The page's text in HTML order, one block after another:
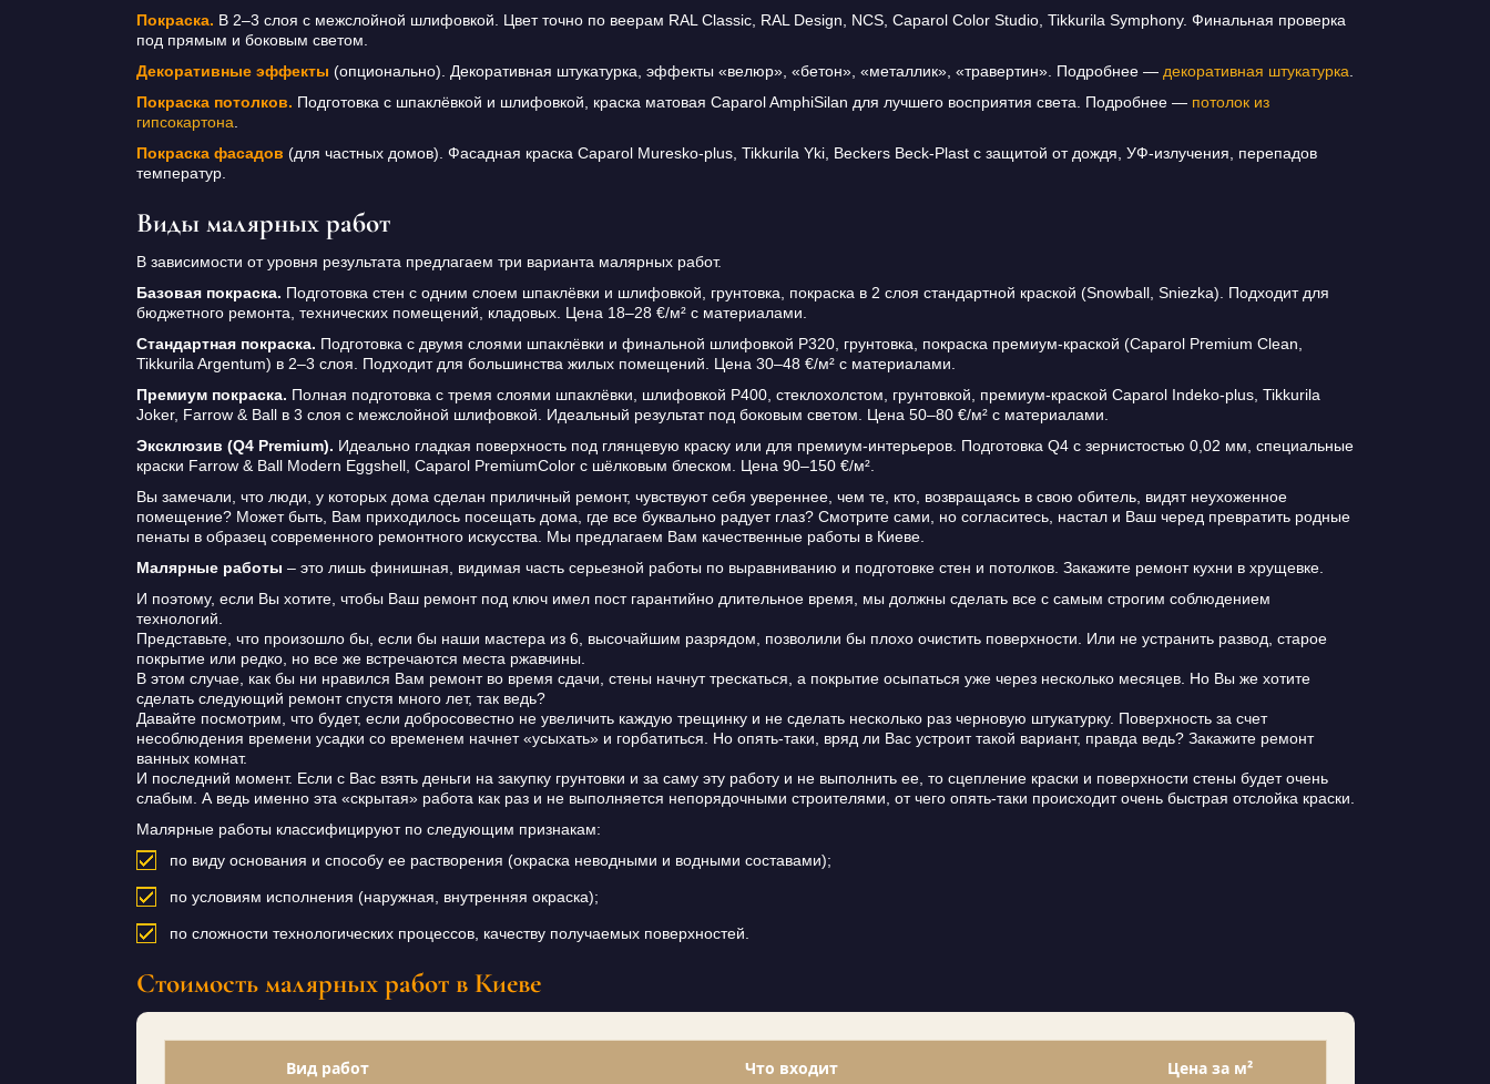
Покраска. В 2–3 слоя с межслойной шлифовкой. Цвет точно по веерам RAL Classic, RAL Design, NCS, Caparol Color Studio, Tikkurila Symphony. Финальная проверка
под прямым и боковым светом.
Декоративные эффекты (опционально). Декоративная штукатурка, эффекты «велюр», «бетон», «металлик», «травертин». Подробнее — декоративная штукатурка
Покраска потолков. Подготовка с шпаклёвкой и шлифовкой, краска матовая Caparol AmphiSilan для лучшего восприятия света. Подробнее — потолок из
гипсокартона
Покраска фасадов (для частных домов). Фасадная краска Caparol Muresko-plus, Tikkurila Yki, Beckers Beck-Plast с защитой от дождя, УФ-излучения, перепадов
температур.
Виды малярных работ
В зависимости от уровня результата предлагаем три варианта малярных работ.
Базовая покраска. Подготовка стен с одним слоем шпаклёвки и шлифовкой, грунтовка, покраска в 2 слоя стандартной краской (Snowball, Sniezka). Подходит для
бюджетного ремонта, технических помещений, кладовых. Цена 18–28 €/м² с материалами.
Стандартная покраска. Подготовка с двумя слоями шпаклёвки и финальной шлифовкой P320, грунтовка, покраска премиум-краской (Caparol Premium Clean,
Tikkurila Argentum) в 2–3 слоя. Подходит для большинства жилых помещений. Цена 30–48 €/м² с материалами.
Премиум покраска. Полная подготовка с тремя слоями шпаклёвки, шлифовкой P400, стеклохолстом, грунтовкой, премиум-краской Caparol Indeko-plus, Tikkurila
Joker, Farrow & Ball в 3 слоя с межслойной шлифовкой. Идеальный результат под боковым светом. Цена 50–80 €/м² с материалами.
Эксклюзив (Q4 Premium). Идеально гладкая поверхность под глянцевую краску или для премиум-интерьеров. Подготовка Q4 с зернистостью 0,02 мм, специальные
краски Farrow & Ball Modern Eggshell, Caparol PremiumColor с шёлковым блеском. Цена 90–150 €/м².
Вы замечали, что люди, у которых дома сделан приличный ремонт, чувствуют себя увереннее, чем те, кто, возвращаясь в свою обитель, видят неухоженное
помещение? Может быть, Вам приходилось посещать дома, где все буквально радует глаз? Смотрите сами, но согласитесь, настал и Ваш черед превратить родные
пенаты в образец современного ремонтного искусства. Мы предлагаем Вам качественные работы в Киеве.
Малярные работы – это лишь финишная, видимая часть серьезной работы по выравниванию и подготовке стен и потолков. Закажите ремонт кухни в хрущевке.
И поэтому, если Вы хотите, чтобы Ваш ремонт под ключ имел пост гарантийно длительное время, мы должны сделать все с самым строгим соблюдением
технологий.
Представьте, что произошло бы, если бы наши мастера из 6, высочайшим разрядом, позволили бы плохо очистить поверхности. Или не устранить развод, старое
покрытие или редко, но все же встречаются места ржавчины.
В этом случае, как бы ни нравился Вам ремонт во время сдачи, стены начнут трескаться, а покрытие осыпаться уже через несколько месяцев. Но Вы же хотите
сделать следующий ремонт спустя много лет, так ведь?
Давайте посмотрим, что будет, если добросовестно не увеличить каждую трещинку и не сделать несколько раз черновую штукатурку. Поверхность за счет
несоблюдения времени усадки со временем начнет «усыхать» и горбатиться. Но опять-таки, вряд ли Вас устроит такой вариант, правда ведь? Закажите ремонт
ванных комнат.
И последний момент. Если с Вас взять деньги на закупку грунтовки и за саму эту работу и не выполнить ее, то сцепление краски и поверхности стены будет очень
слабым. А ведь именно эта «скрытая» работа как раз и не выполняется непорядочными строителями, от чего опять-таки происходит очень быстрая отслойка краски.
Малярные работы классифицируют по следующим признакам:
по виду основания и способу ее растворения (окраска неводными и водными составами);
по условиям исполнения (наружная, внутренняя окраска);
по сложности технологических процессов, качеству получаемых поверхностей.
Стоимость малярных работ в Киеве
Вид работ Что входит Цена за м²